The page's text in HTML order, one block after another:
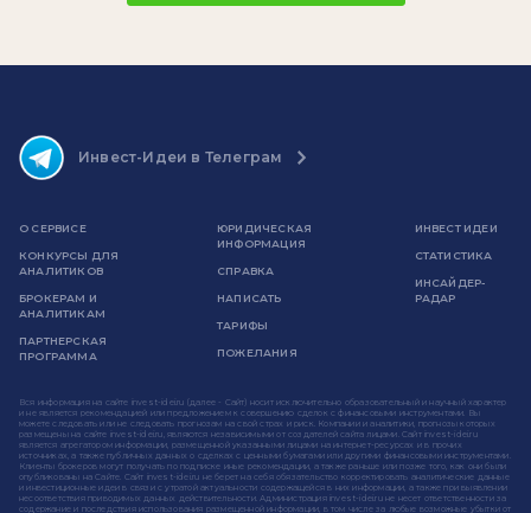
Инвест-Идеи в Телеграм
О СЕРВИСЕ
КОНКУРСЫ ДЛЯ
АНАЛИТИКОВ
БРОКЕРАМ И
АНАЛИТИКАМ
ПАРТНЕРСКАЯ
ПРОГРАММА
ЮРИДИЧЕСКАЯ
ИНФОРМАЦИЯ
СПРАВКА
НАПИСАТЬ
ТАРИФЫ
ПОЖЕЛАНИЯ
ИНВЕСТ ИДЕИ
СТАТИСТИКА
ИНСАЙДЕР-
РАДАР
Вся информация на сайте invest-idei.ru (далее - Сайт) носит исключительно образовательный и научный характер
и не является рекомендацией или предложением к совершению сделок с финансовыми инструментами. Вы
можете следовать или не следовать прогнозам на свой страх и риск. Компании и аналитики, прогнозы которых
размещены на сайте invest-idei.ru, являются независимыми от создателей сайта лицами. Сайт invest-idei.ru
является агрегатором информации, размещенной указанными лицами на интернет-ресурсах и в прочих
источниках, а также публичных данных о сделках с ценными бумагами или другими финансовыми инструментами.
Клиенты брокеров могут получать по подписке иные рекомендации, а также раньше или позже того, как они были
опубликованы на Сайте. Сайт invest-idei.ru не берет на себя обязательство корректировать аналитические данные
и инвестиционные идеи в связи с утратой актуальности содержащейся в них информации, а также при выявлении
несоответствия приводимых данных действительности. Администрация invest-idei.ru не несет ответственности за
содержание и последствия использования размещенной информации, в том числе за любые возможные убытки от